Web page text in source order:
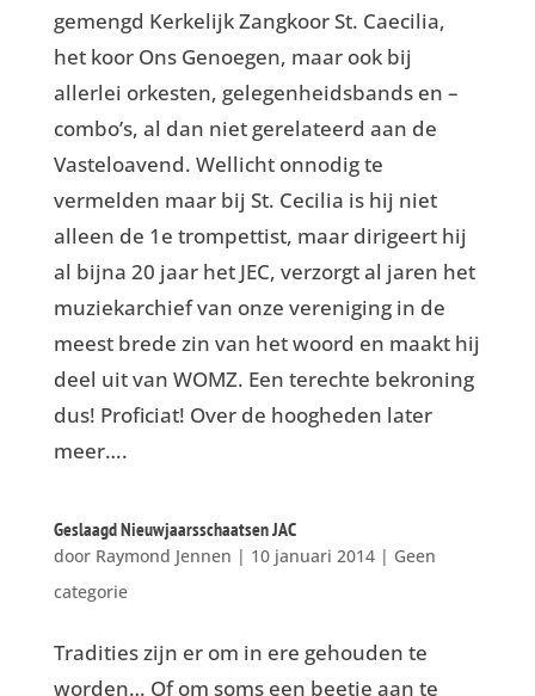
gemengd Kerkelijk Zangkoor St. Caecilia,
het koor Ons Genoegen, maar ook bij
allerlei orkesten, gelegenheidsbands en –
combo’s, al dan niet gerelateerd aan de
Vasteloavend. Wellicht onnodig te
vermelden maar bij St. Cecilia is hij niet
alleen de 1e trompettist, maar dirigeert hij
al bijna 20 jaar het JEC, verzorgt al jaren het
muziekarchief van onze vereniging in de
meest brede zin van het woord en maakt hij
deel uit van WOMZ. Een terechte bekroning
dus! Proficiat! Over de hoogheden later
meer….
Geslaagd Nieuwjaarsschaatsen JAC
door Raymond Jennen | 10 januari 2014| Geen
categorie
Tradities zijn er om in ere gehouden te
worden… Of om soms een beetje aan te